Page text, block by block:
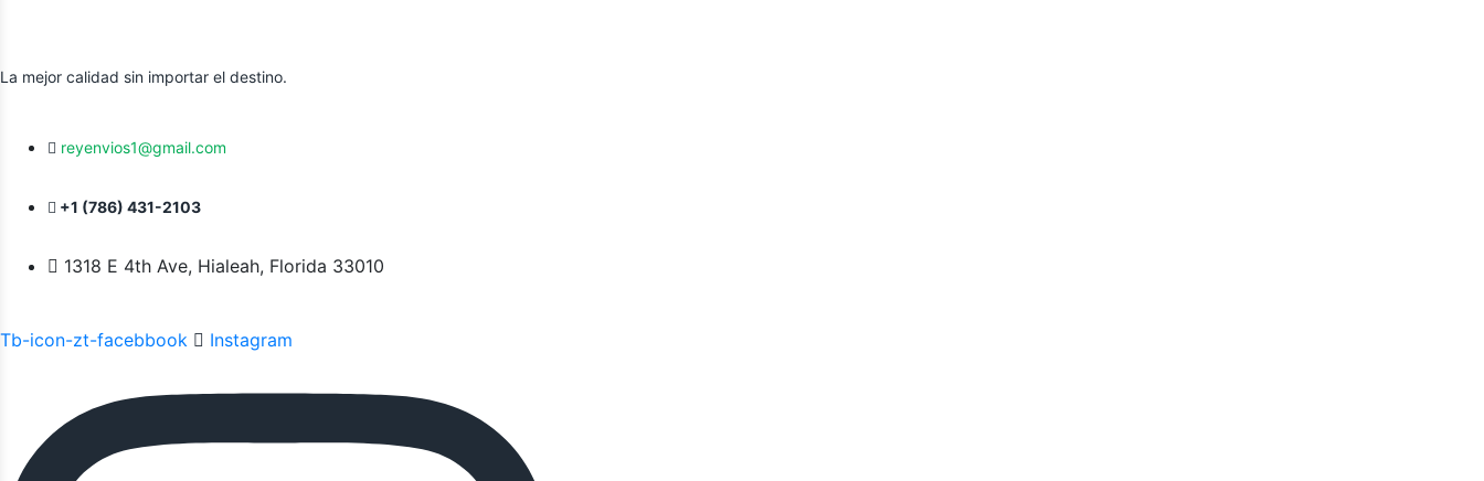
La mejor calidad sin importar el destino.
reyenvios1@gmail.com
+1 (786) 431-2103
1318 E 4th Ave, Hialeah, Florida 33010
Tb-icon-zt-facebbook Instagram